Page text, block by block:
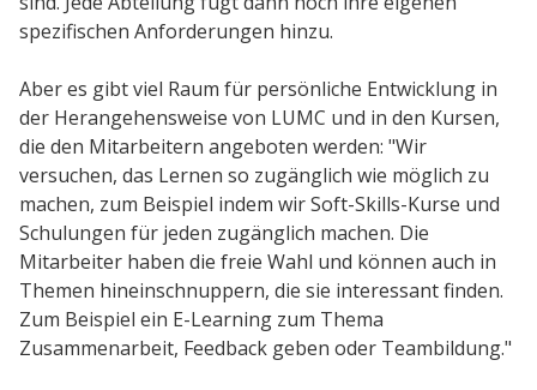
spezifischen Anforderungen hinzu.
Aber es gibt viel Raum für persönliche Entwicklung in
der Herangehensweise von LUMC und in den Kursen,
die den Mitarbeitern angeboten werden: "Wir
versuchen, das Lernen so zugänglich wie möglich zu
machen, zum Beispiel indem wir Soft-Skills-Kurse und
Schulungen für jeden zugänglich machen. Die
Mitarbeiter haben die freie Wahl und können auch in
Themen hineinschnuppern, die sie interessant finden.
Zum Beispiel ein E-Learning zum Thema
Zusammenarbeit, Feedback geben oder Teambildung."